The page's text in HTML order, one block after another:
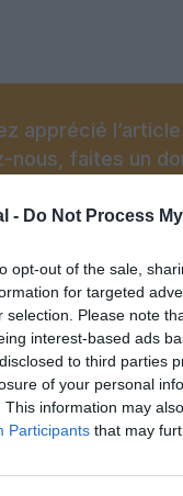
- Do Not Process
opt-out of the sale,
for targeted
selection. Please note
interest-based ads
to third parties
of your personal
This information may
Participants that may
apprécié l’article
nous, faites un
FacebookTwitter